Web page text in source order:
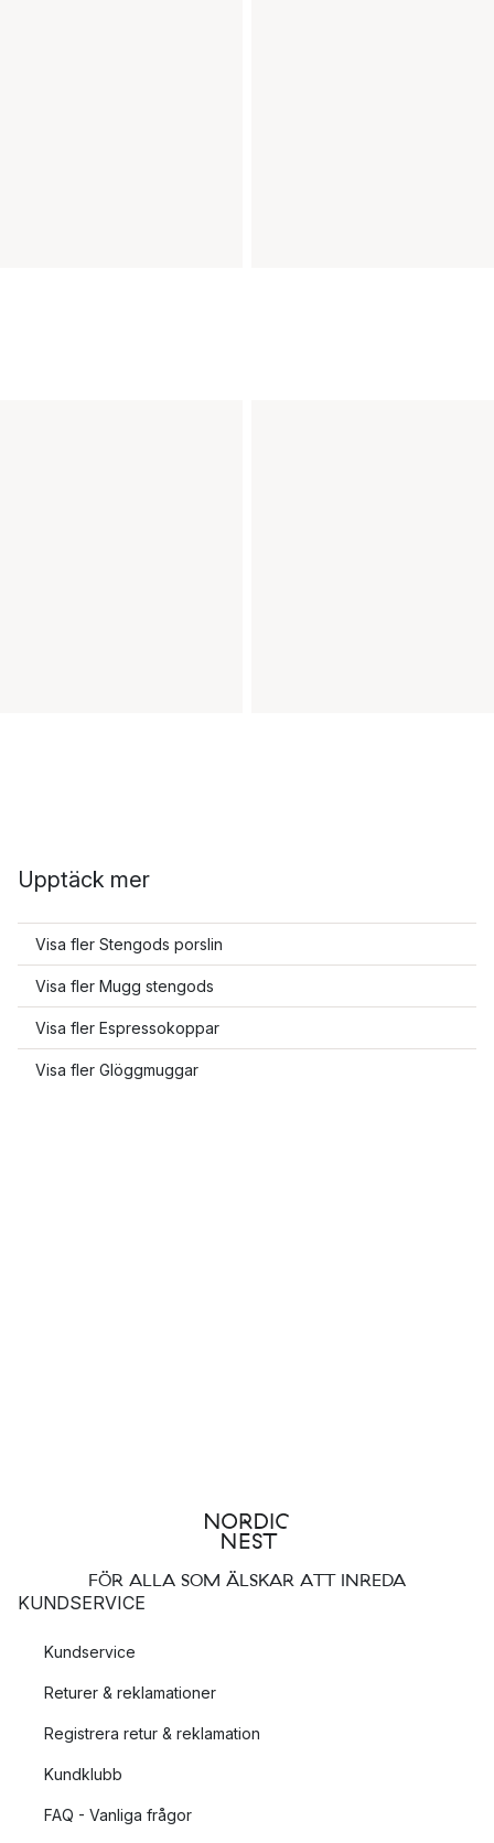
Upptäck mer
Visa fler Stengods porslin
Visa fler Mugg stengods
Visa fler Espressokoppar
Visa fler Glöggmuggar
FÖR ALLA SOM ÄLSKAR ATT INREDA
KUNDSERVICE
Kundservice
Returer & reklamationer
Registrera retur & reklamation
Kundklubb
FAQ - Vanliga frågor